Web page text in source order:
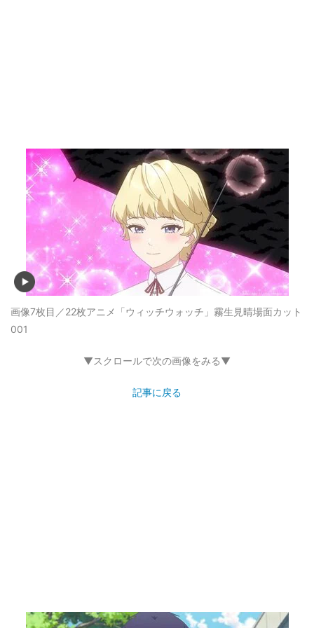
画像7枚目／22枚アニメ「ウィッチウォッチ」霧生見晴場面カット
001
▼スクロールで次の画像をみる▼
記事に戻る